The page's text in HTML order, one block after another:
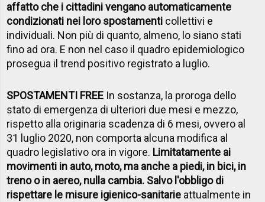
affatto che i cittadini vengano automaticamente
condizionati nei loro spostamenti collettivi e
individuali. Non più di quanto, almeno, lo siano stati
fino ad ora. E non nel caso il quadro epidemiologico
prosegua il trend positivo registrato a luglio.
SPOSTAMENTI FREE In sostanza, la proroga dello
stato di emergenza di ulteriori due mesi e mezzo,
rispetto alla originaria scadenza di 6 mesi, ovvero al
31 luglio 2020, non comporta alcuna modifica al
quadro legislativo ora in vigore. Limitatamente ai
movimenti in auto, moto, ma anche a piedi, in bici, in
treno o in aereo, nulla cambia. Salvo l'obbligo di
rispettare le misure igienico-sanitarie attualmente in